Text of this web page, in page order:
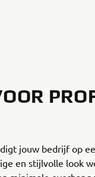
jouw bedrijf op
en stijlvolle look